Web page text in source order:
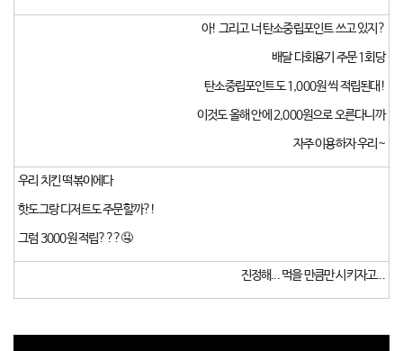
아! 그리고 너 탄소중립포인트 쓰고 있지?
배달 다회용기 주문 1회당
탄소중립포인트도 1,000원 씩 적립된대!
이것도 올해 안에 2,000원으로 오른다니까
자주 이용하자 우리~
우리 치킨 떡볶이에다
핫도그랑 디저트도 주문할까?!
그럼 3000원 적립???🤤
진정해... 먹을 만큼만 시키자고...